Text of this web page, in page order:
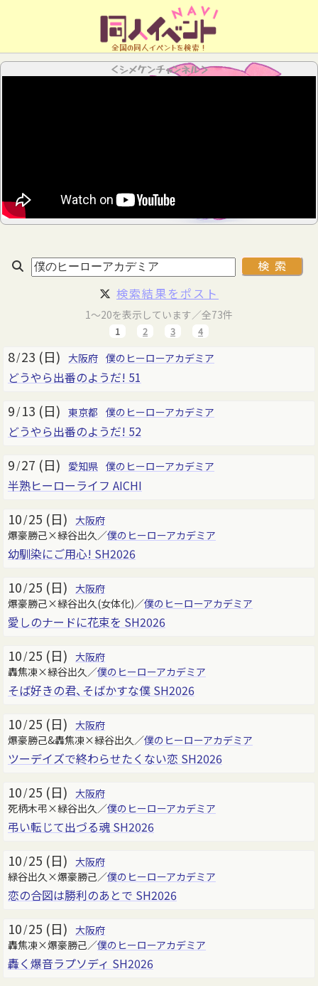
全国の同人イベントを検索！
＜シメケンチャンネル＞
検索結果をポスト
1～20を表示しています／全73件
1 2 3 4
8/23 (日) 大阪府 僕のヒーローアカデミア
どうやら出番のようだ! 51
9 / 13 (日) 東京都 僕のヒーローアカデミア
どうやら出番のようだ! 52
9 /27 (日) 愛知県 僕のヒーローアカデミア
半熟ヒーローライフ AICHI
10 /25 (日) 大阪府
爆豪勝己×緑谷出久／僕のヒーローアカデミア
幼馴染にご用心! SH2026
10 /25 (日) 大阪府
爆豪勝己×緑谷出久(女体化)／僕のヒーローアカデミア
愛しのナードに花束を SH2026
10 /25 (日) 大阪府
轟焦凍×緑谷出久／僕のヒーローアカデミア
そば好きの君、そばかすな僕 SH2026
10 /25 (日) 大阪府
爆豪勝己&轟焦凍×緑谷出久／僕のヒーローアカデミア
ツーデイズで終わらせたくない恋 SH2026
10 /25 (日) 大阪府
死柄木弔×緑谷出久／僕のヒーローアカデミア
弔い転じて出づる魂 SH2026
10 /25 (日) 大阪府
緑谷出久×爆豪勝己／僕のヒーローアカデミア
恋の合図は勝利のあとで SH2026
10 /25 (日) 大阪府
轟焦凍×爆豪勝己／僕のヒーローアカデミア
轟く爆音ラプソディ SH2026